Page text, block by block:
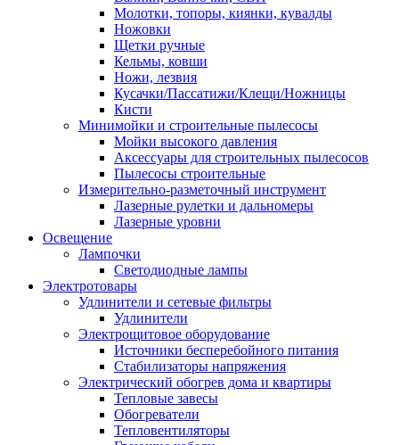
Молотки, топоры, киянки, кувалды
Ножовки
Щетки ручные
Кельмы, ковши
Ножи, лезвия
Кусачки/Пассатижи/Клещи/Ножницы
Кисти
Минимойки и строительные пылесосы
Мойки высокого давления
Аксессуары для строительных пылесосов
Пылесосы строительные
Измерительно-разметочный инструмент
Лазерные рулетки и дальномеры
Лазерные уровни
Освещение
Лампочки
Светодиодные лампы
Электротовары
Удлинители и сетевые фильтры
Удлинители
Электрощитовое оборудование
Источники бесперебойного питания
Стабилизаторы напряжения
Электрический обогрев дома и квартиры
Тепловые завесы
Обогреватели
Тепловентиляторы